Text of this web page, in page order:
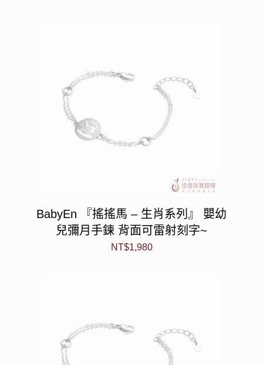
BabyEn 『搖搖馬 – 生肖系列』 嬰幼
兒彌月手鍊 背面可雷射刻字~
NT$1,980